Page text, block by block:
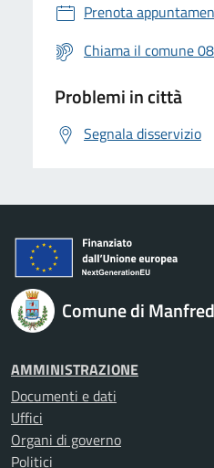
Prenota
Chiama il comune
Problemi in città
Segnala disservizio
Comune di
AMMINISTRAZIONE
Documenti e dati
Uffici
Organi di governo
Politici